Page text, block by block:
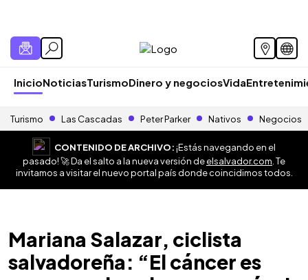
InicioNoticiasTurismoDinero y negociosVida
Turismo Las Cascadas Peter Parker Nativos Negocios
CONTENIDO DE ARCHIVO:¡Estás navegando en el
pasado! 🚀 Da el salto a la nueva versión deelsalvador.com . Te
invitamos a visitar el nuevo portal país donde coincidimos todos.
Mariana Salazar, ciclista
salvadoreña: “El cáncer es